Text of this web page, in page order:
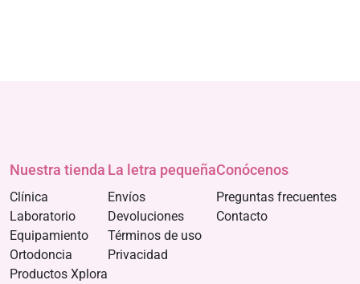
Nuestra tienda
Clínica
Laboratorio
Equipamiento
Ortodoncia
Productos Xplora
La letra pequeña
Envíos
Devoluciones
Términos de uso
Privacidad
Conócenos
Preguntas frecuentes
Contacto